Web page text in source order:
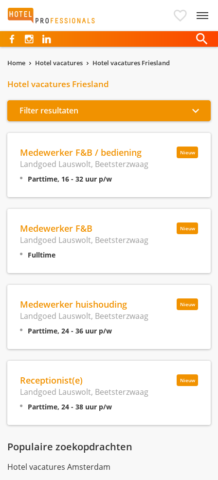
Hotelprofessionals
Home Hotel vacatures Hotel vacatures Friesland
Hotel vacatures Friesland
Filter resultaten
Nieuw
Medewerker F&B / bediening
Landgoed Lauswolt, Beetsterzwaag
Parttime, 16 - 32 uur p/w
Nieuw
Medewerker F&B
Landgoed Lauswolt, Beetsterzwaag
Fulltime
Nieuw
Medewerker huishouding
Landgoed Lauswolt, Beetsterzwaag
Parttime, 24 - 36 uur p/w
Nieuw
Receptionist(e)
Landgoed Lauswolt, Beetsterzwaag
Parttime, 24 - 38 uur p/w
Populaire zoekopdrachten
Hotel vacatures Amsterdam